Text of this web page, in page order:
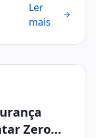
Ler
mais
Zero